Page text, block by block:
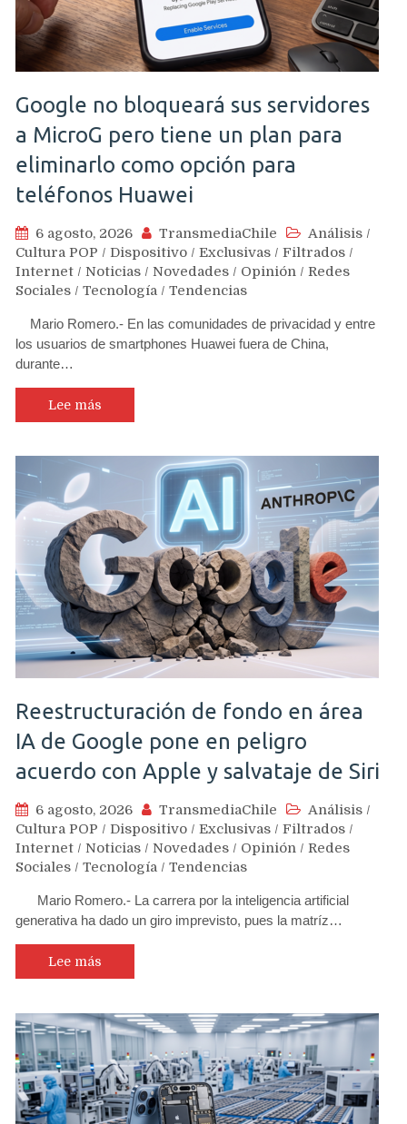
Google no bloqueará sus servidores
a MicroG pero tiene un plan para
eliminarlo como opción para
teléfonos Huawei
6 agosto, 2026 TransmediaChile Análisis /
Cultura POP / Dispositivo / Exclusivas / Filtrados /
Internet / Noticias / Novedades / Opinión / Redes
Sociales / Tecnología / Tendencias
Mario Romero.- En las comunidades de privacidad y entre
los usuarios de smartphones Huawei fuera de China,
durante…
Lee más
Reestructuración de fondo en área
IA de Google pone en peligro
acuerdo con Apple y salvataje de Siri
6 agosto, 2026 TransmediaChile Análisis /
Cultura POP / Dispositivo / Exclusivas / Filtrados /
Internet / Noticias / Novedades / Opinión / Redes
Sociales / Tecnología / Tendencias
Mario Romero.- La carrera por la inteligencia artificial
generativa ha dado un giro imprevisto, pues la matríz…
Lee más